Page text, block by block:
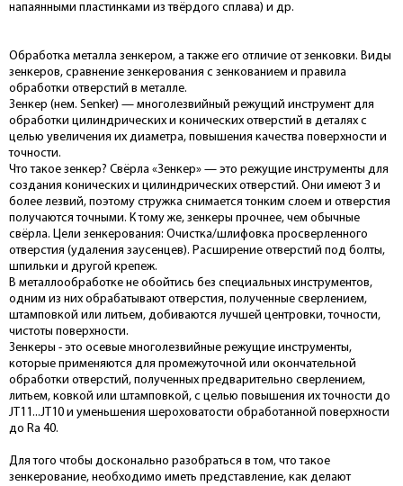
напаянными пластинками из твёрдого сплава) и др.
Обработка металла зенкером, а также его отличие от зенковки. Виды
зенкеров, сравнение зенкерования с зенкованием и правила
обработки отверстий в металле.
Зенкер (нем. Senker) — многолезвийный режущий инструмент для
обработки цилиндрических и конических отверстий в деталях с
целью увеличения их диаметра, повышения качества поверхности и
точности.
Что такое зенкер? Свёрла «Зенкер» — это режущие инструменты для
создания конических и цилиндрических отверстий. Они имеют 3 и
более лезвий, поэтому стружка снимается тонким слоем и отверстия
получаются точными. К тому же, зенкеры прочнее, чем обычные
свёрла. Цели зенкерования: Очистка/шлифовка просверленного
отверстия (удаления заусенцев). Расширение отверстий под болты,
шпильки и другой крепеж.
В металлообработке не обойтись без специальных инструментов,
одним из них обрабатывают отверстия, полученные сверлением,
штамповкой или литьем, добиваются лучшей центровки, точности,
чистоты поверхности.
Зенкеры - это осевые многолезвийные режущие инструменты,
которые применяются для промежуточной или окончательной
обработки отверстий, полученных предварительно сверлением,
литьем, ковкой или штамповкой, с целью повышения их точности до
JT11...JT10 и уменьшения шероховатости обработанной поверхности
до Ra 40.
Для того чтобы досконально разобраться в том, что такое
зенкерование, необходимо иметь представление, как делают